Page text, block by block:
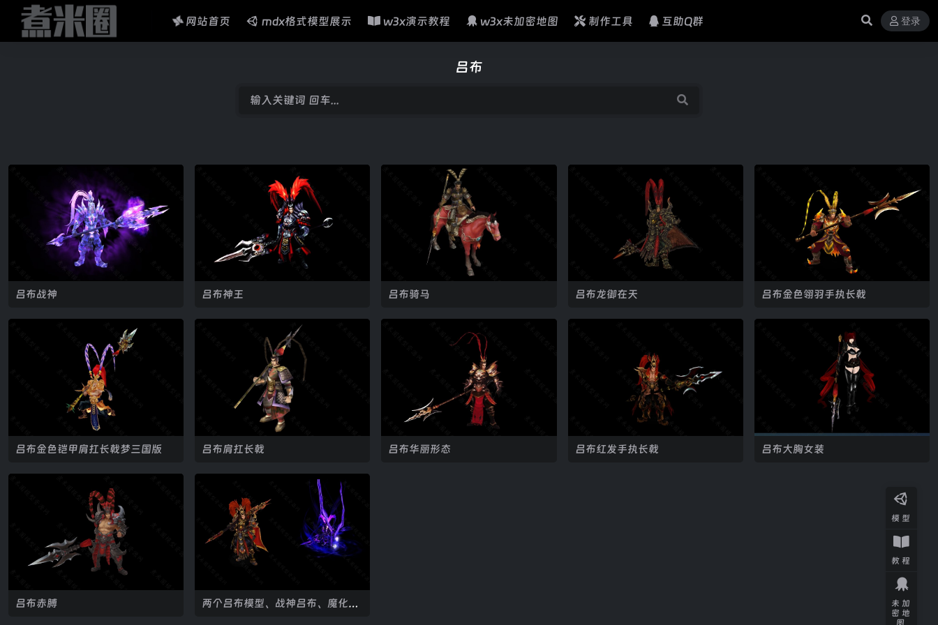
网站首页 mdx格式模型展示 w3x演示教程 w3x未加密地图 制作工具 互助Q群 登录
吕布
吕布战神 吕布神王 吕布骑马 吕布龙御在天 吕布金色翎羽手执长戟
吕布金色铠甲肩扛长戟梦三国版 吕布肩扛长戟 吕布华丽形态 吕布红发手执长戟 吕布大胸女装
吕布赤膊
两个吕布模型、战神吕布、魔化吕
模型
教程
未加
密地
图